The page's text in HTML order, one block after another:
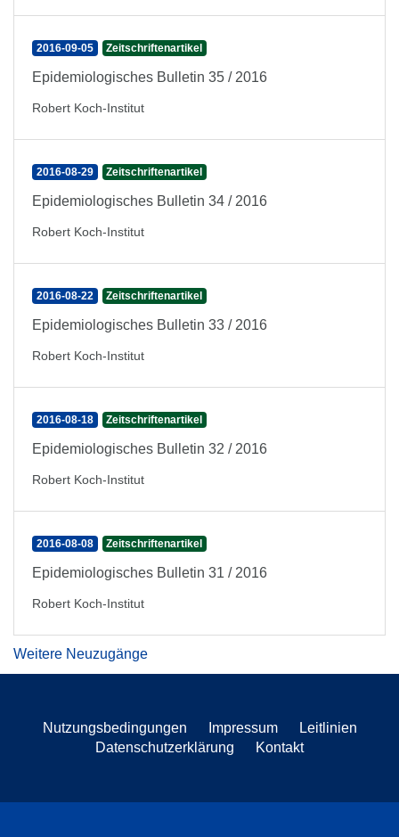
2016-09-05 Zeitschriftenartikel
Epidemiologisches Bulletin 35 / 2016
Robert Koch-Institut
2016-08-29 Zeitschriftenartikel
Epidemiologisches Bulletin 34 / 2016
Robert Koch-Institut
2016-08-22 Zeitschriftenartikel
Epidemiologisches Bulletin 33 / 2016
Robert Koch-Institut
2016-08-18 Zeitschriftenartikel
Epidemiologisches Bulletin 32 / 2016
Robert Koch-Institut
2016-08-08 Zeitschriftenartikel
Epidemiologisches Bulletin 31 / 2016
Robert Koch-Institut
Weitere Neuzugänge
Nutzungsbedingungen Impressum
Leitlinien
Datenschutzerklärung
Kontakt